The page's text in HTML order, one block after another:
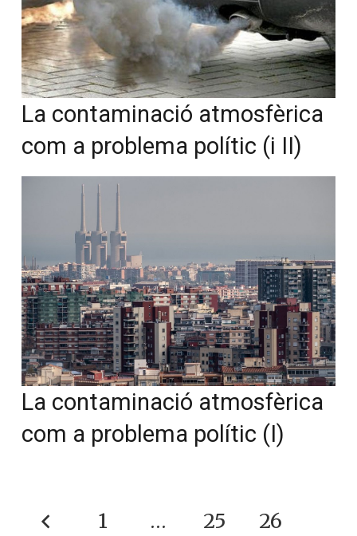
La contaminació atmosfèrica
com a problema polític (i II)
La contaminació atmosfèrica
com a problema polític (I)
1 … 25 26